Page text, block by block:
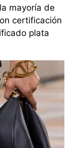
mayoría de
certificación
plata